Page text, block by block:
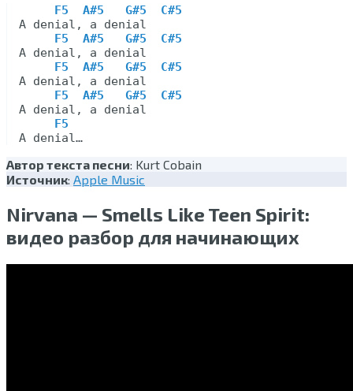
F5  A#5   G#5  C#5
A denial, a denial
F5  A#5   G#5  C#5
A denial, a denial
F5  A#5   G#5  C#5
A denial, a denial
F5  A#5   G#5  C#5
A denial, a denial
F5
Автор текста песни: Kurt Cobain
Источник: Apple Music
Nirvana — Smells Like Teen Spirit:
видео разбор для начинающих